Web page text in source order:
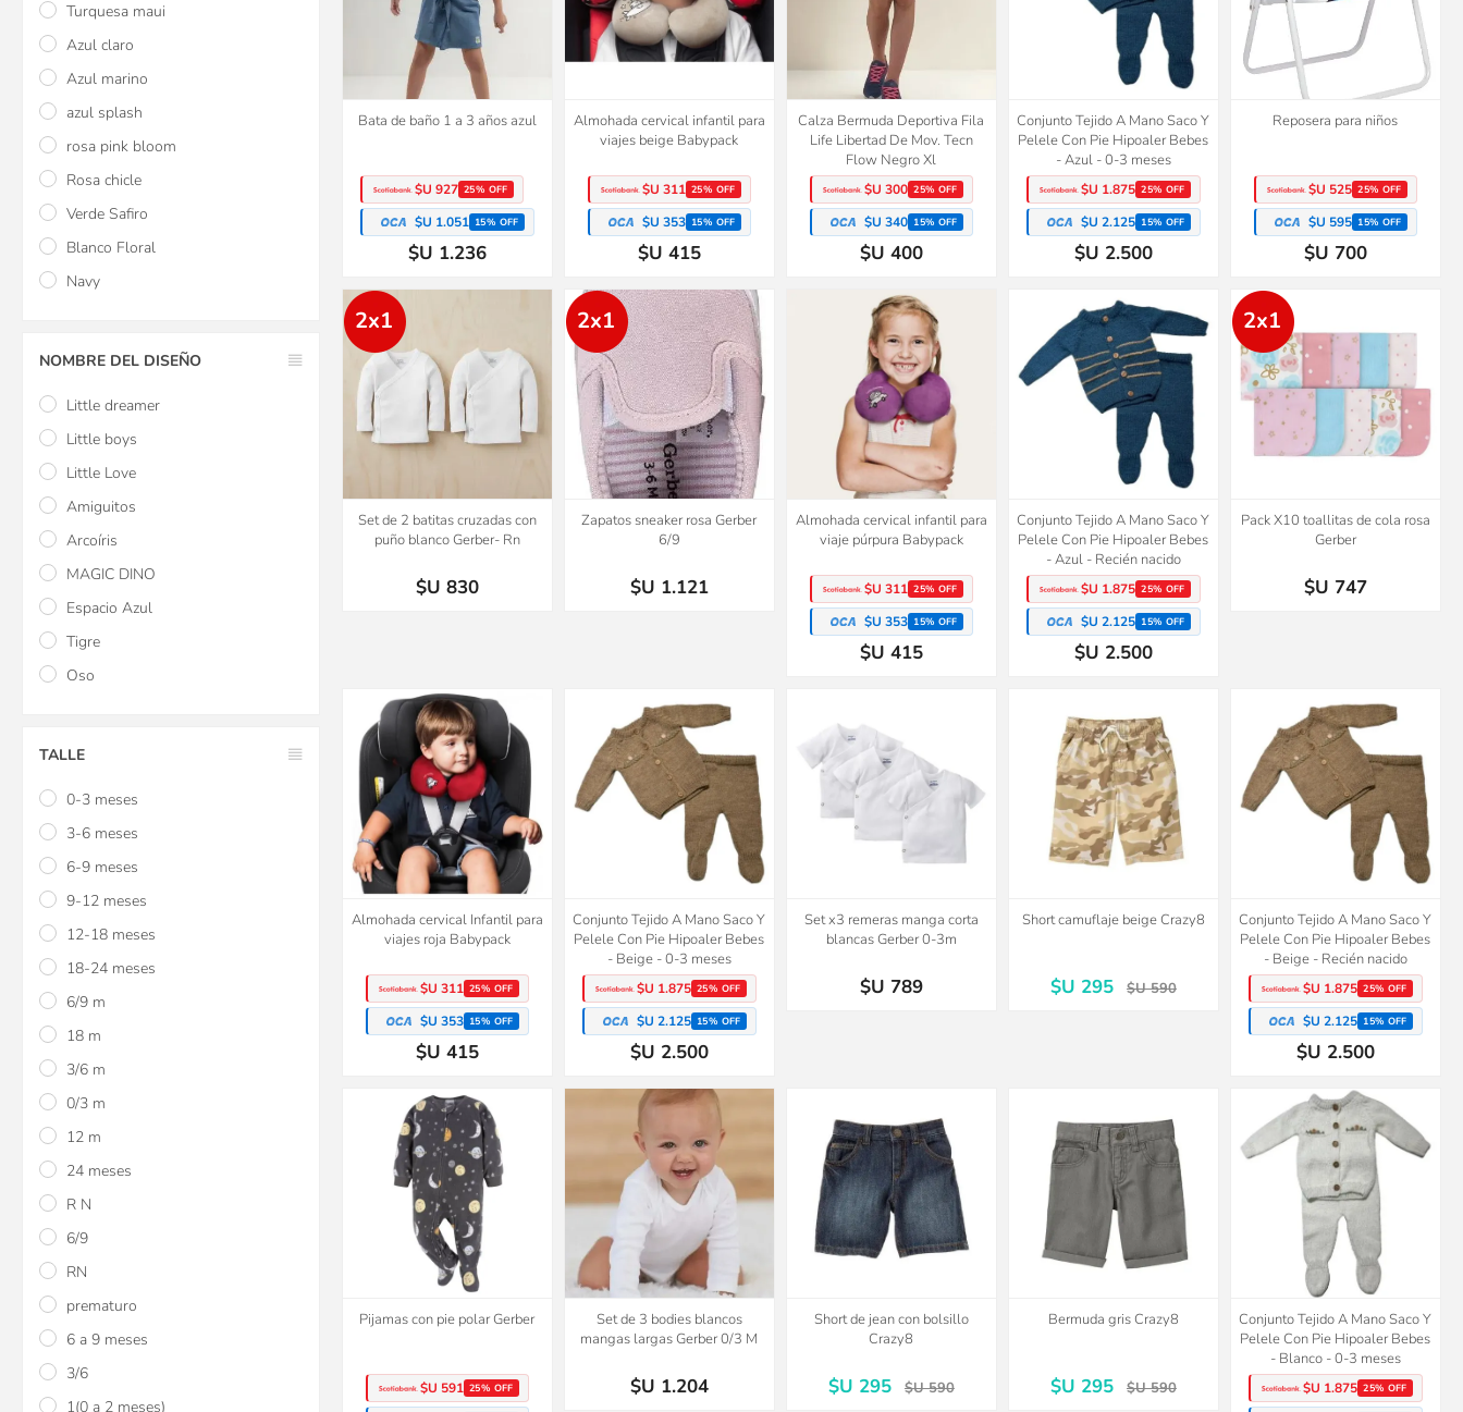
Bata de baño 1 a 3 años azul
$U 927 25% OFF
$U 1.051 15% OFF
$U 1.236
Almohada cervical infantil para
viajes beige Babypack
$U 311 25% OFF
$U 353 15% OFF
$U 415
Calza Bermuda Deportiva Fila
Life Libertad De Mov. Tecn
Flow Negro Xl
$U 300 25% OFF
$U 340 15% OFF
$U 400
Conjunto Tejido A Mano Saco Y
Pelele Con Pie Hipoaler Bebes
- Azul - 0-3 meses
$U 1.875 25% OFF
$U 2.125 15% OFF
$U 2.500
Reposera para niños
$U 525 25% OFF
$U 595 15% OFF
$U 700
2x1
Set de 2 batitas cruzadas con
puño blanco Gerber- Rn
$U 830
2x1
Zapatos sneaker rosa Gerber
6/9
$U 1.121
Almohada cervical infantil para
viaje púrpura Babypack
$U 311 25% OFF
$U 353 15% OFF
$U 415
Conjunto Tejido A Mano Saco Y
Pelele Con Pie Hipoaler Bebes
- Azul - Recién nacido
$U 1.875 25% OFF
$U 2.125 15% OFF
$U 2.500
2x1
Pack X10 toallitas de cola rosa
Gerber
$U 747
Almohada cervical Infantil para
viajes roja Babypack
$U 311 25% OFF
$U 353 15% OFF
$U 415
Conjunto Tejido A Mano Saco Y
Pelele Con Pie Hipoaler Bebes
- Beige - 0-3 meses
$U 1.875 25% OFF
$U 2.125 15% OFF
$U 2.500
2x1
Set x3 remeras manga corta
blancas Gerber 0-3m
$U 789
Short camuflaje beige Crazy8
$U 295 $U 590
Conjunto Tejido A Mano Saco Y
Pelele Con Pie Hipoaler Bebes
- Beige - Recién nacido
$U 1.875 25% OFF
$U 2.125 15% OFF
$U 2.500
Pijamas con pie polar Gerber
$U 591 25% OFF
Set de 3 bodies blancos
mangas largas Gerber 0/3 M
$U 1.204
OFF
Short de jean con bolsillo
Crazy8
$U 295 $U 590
Bermuda gris Crazy8
$U 295 $U 590
Conjunto Tejido A Mano Saco Y
Pelele Con Pie Hipoaler Bebes
- Blanco - 0-3 meses
$U 1.875 25% OFF
Turquesa maui
Azul claro
Azul marino
azul splash
rosa pink bloom
Rosa chicle
Verde Safiro
Blanco Floral
Navy
NOMBRE DEL DISEÑO
Little dreamer
Little boys
Little Love
Amiguitos
Arcoíris
MAGIC DINO
Espacio Azul
Tigre
Oso
TALLE
0-3 meses
3-6 meses
6-9 meses
9-12 meses
12-18 meses
18-24 meses
6/9 m
18 m
3/6 m
0/3 m
12 m
24 meses
R N
6/9
RN
prematuro
6 a 9 meses
3/6
1(0 a 2 meses)